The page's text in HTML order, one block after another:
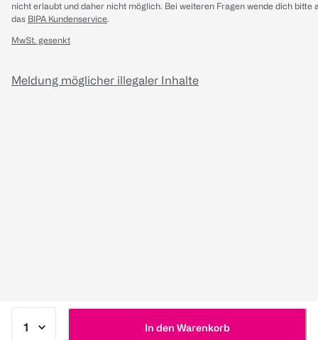
In den Warenkorb
nicht erlaubt und daher nicht möglich. Bei weiteren Fragen wende dich bitte
das BIPA Kundenservice.
MwSt. gesenkt
Meldung möglicher illegaler Inhalte